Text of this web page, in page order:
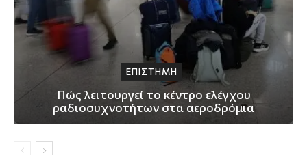
ΕΠΙΣΤΗΜΗ
Πώς λειτουργεί το κέντρο ελέγχου
ραδιοσυχνοτήτων στα αεροδρόμια